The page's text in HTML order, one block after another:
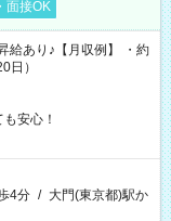
面接OK
給あり♪【月収例】 ・約
日）
安心！
4分 / 大門(東京都)駅か